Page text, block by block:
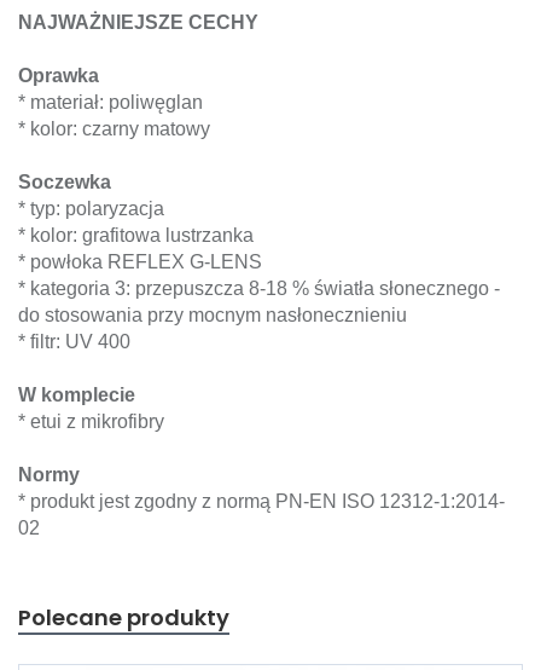
NAJWAŻNIEJSZE CECHY
Oprawka
* materiał: poliwęglan
* kolor: czarny matowy
Soczewka
* typ: polaryzacja
* kolor: grafitowa lustrzanka
* powłoka REFLEX G-LENS
* kategoria 3: przepuszcza 8-18 % światła słonecznego -
do stosowania przy mocnym nasłonecznieniu
* filtr: UV 400
W komplecie
* etui z mikrofibry
Normy
* produkt jest zgodny z normą PN-EN ISO 12312-1:2014-
02
Polecane produkty